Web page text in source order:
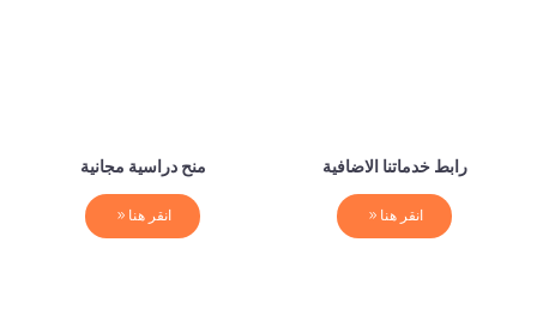
رابط خدماتنا الاضافية
انقر هنا
منح دراسية مجانية
انقر هنا